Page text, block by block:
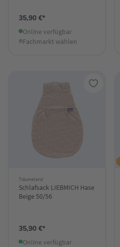
35,90 €*
Online verfügbar
Fachmarkt wählen
Träumeland
Schlafsack LIEBMICH Hase
Beige 50/56
35,90 €*
Online verfügbar